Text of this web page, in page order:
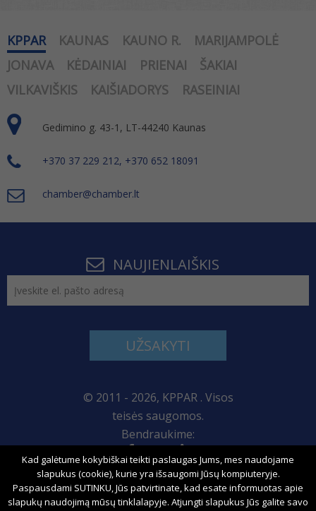
KPPAR KAUNAS KAUNO R.
MARIJAMPOLĖ
JONAVA
KĖDAINIAI PRIENAI
ŠAKIAI
VILKAVIŠKIS
KAIŠIADORYS RASEINIAI
Gedimino g. 43-1, LT-44240 Kaunas
+370 37 229 212, +370 652 18091
chamber@chamber.lt
NAUJIENLAIŠKIS
UŽSAKYTI
© 2011 - 2026, KPPAR . Visos
teisės saugomos.
Bendraukime:
Svetainės žemėlapis
Kad galėtume kokybiškai teikti paslaugas Jums, mes naudojame
slapukus (cookie), kurie yra išsaugomi Jūsų kompiuteryje.
Paspausdami SUTINKU, Jūs patvirtinate, kad esate informuotas apie
slapukų naudojimą mūsų tinklalapyje. Atjungti slapukus Jūs galite savo